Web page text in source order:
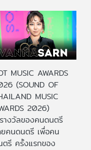
MUSIC AWARDS
(SOUND OF
MUSIC
2026)
างวัลของคนดนตรี
ยคนดนตรี เพื่อคน
ตรี ครั้งแรกของ